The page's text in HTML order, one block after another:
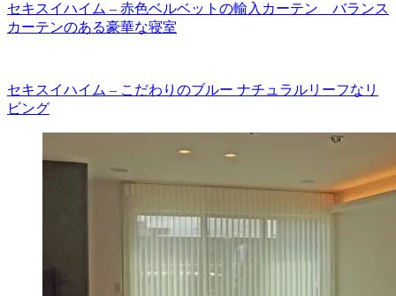
セキスイハイム – 赤色ベルベットの輸入カーテン バランス
カーテンのある豪華な寝室
セキスイハイム – こだわりのブルー ナチュラルリーフなリ
ビング